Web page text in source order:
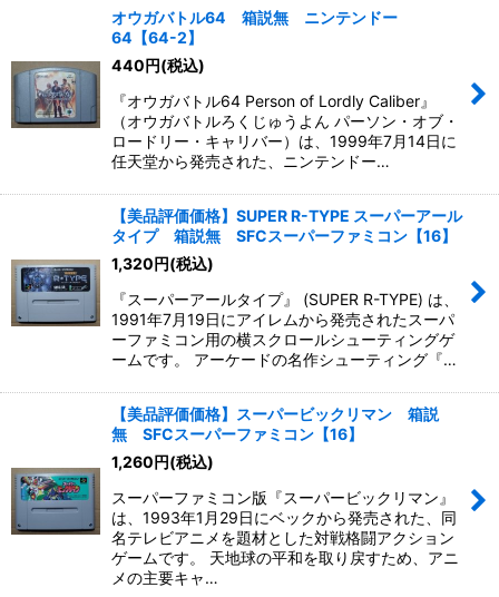
オウガバトル64 箱説無 ニンテンドー
64【64-2】
440円(税込)
『オウガバトル64 Person of Lordly Caliber』
（オウガバトルろくじゅうよん パーソン・オブ・
ロードリー・キャリバー）は、1999年7月14日に
任天堂から発売された、ニンテンドー…
【美品評価価格】SUPER R-TYPE スーパーアール
タイプ 箱説無 SFCスーパーファミコン【16】
1,320円(税込)
『スーパーアールタイプ』 (SUPER R-TYPE) は、
1991年7月19日にアイレムから発売されたスーパ
ーファミコン用の横スクロールシューティングゲ
ームです。 アーケードの名作シューティング『…
【美品評価価格】スーパービックリマン 箱説
無 SFCスーパーファミコン【16】
1,260円(税込)
スーパーファミコン版『スーパービックリマン』
は、1993年1月29日にベックから発売された、同
名テレビアニメを題材とした対戦格闘アクション
ゲームです。 天地球の平和を取り戻すため、アニ
メの主要キャ…